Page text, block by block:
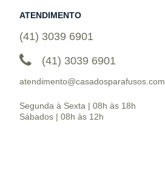
ATENDIMENTO
(41) 3039 6901
(41) 3039 6901
atendimento@casadosparafusos.com
Segunda à Sexta | 08h às 18h
Sábados | 08h às 12h